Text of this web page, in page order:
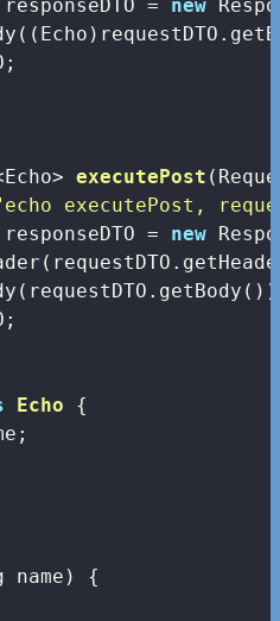
=
new
executePost
executePost,
=
new
Echo
{
{